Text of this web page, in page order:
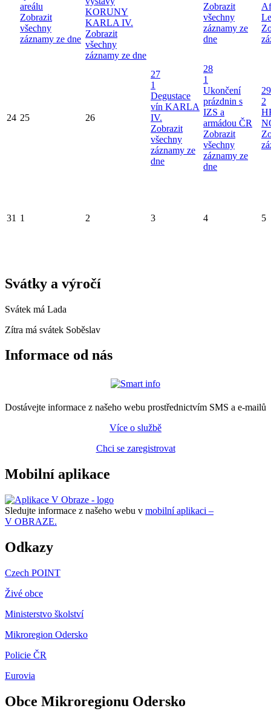
areálu
Zobrazit
všechny
záznamy ze dne
KORUNY
KARLA IV.
Zobrazit
všechny
záznamy ze dne
Zobrazit
všechny
záznamy ze
dne
24 25 26
27
1
Degustace
vín KARLA
IV.
Zobrazit
všechny
záznamy ze
dne
28
1
Ukončení
prázdnin s
IZS a
armádou ČR
Zobrazit
všechny
záznamy ze
dne
29
2
31 1 2 3 4 5
Svátky a výročí
Svátek má Lada
Zítra má svátek Soběslav
Informace od nás
Dostávejte informace z našeho webu prostřednictvím SMS a e-mailů
Více o službě
Chci se zaregistrovat
Mobilní aplikace
Sledujte informace z našeho webu v mobilní aplikaci –
V OBRAZE.
Odkazy
Czech POINT
Živé obce
Ministerstvo školství
Mikroregion Odersko
Policie ČR
Eurovia
Obce Mikroregionu Odersko